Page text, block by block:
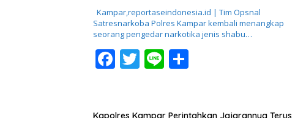
o
k
Kampar,reportaseindonesia.id | Tim Opsnal
Satresnarkoba Polres Kampar kembali menangkap
seorang pengedar narkotika jenis shabu…
F T Li
Kapolres Kampar Perintahkan Jajarannya Terus